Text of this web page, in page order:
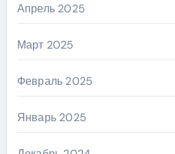
Апрель 2025
Март 2025
Февраль 2025
Январь 2025